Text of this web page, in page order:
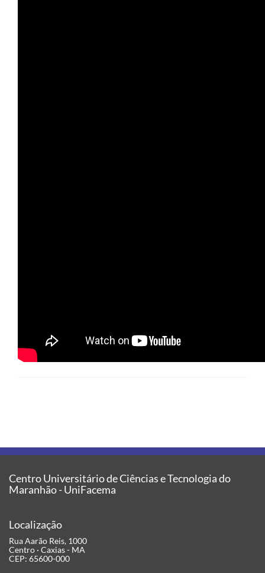
Centro Universitário de Ciências e Tecnologia do
Maranhão - UniFacema
Localização
Rua Aarão Reis, 1000
Centro · Caxias - MA
CEP: 65600-000